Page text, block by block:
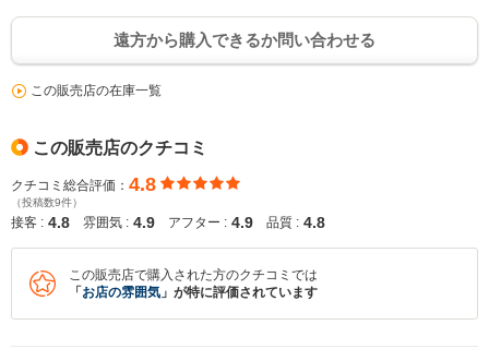
遠方から購入できるか問い合わせる
この販売店の在庫一覧
この販売店のクチコミ
クチコミ総合評価： 4.8
（投稿数9件）
接客 : 4.8 雰囲気 : 4.9 アフター : 4.9 品質 : 4.8
この販売店で購入された方のクチコミでは
「 お店の雰囲気 」が特に評価されています